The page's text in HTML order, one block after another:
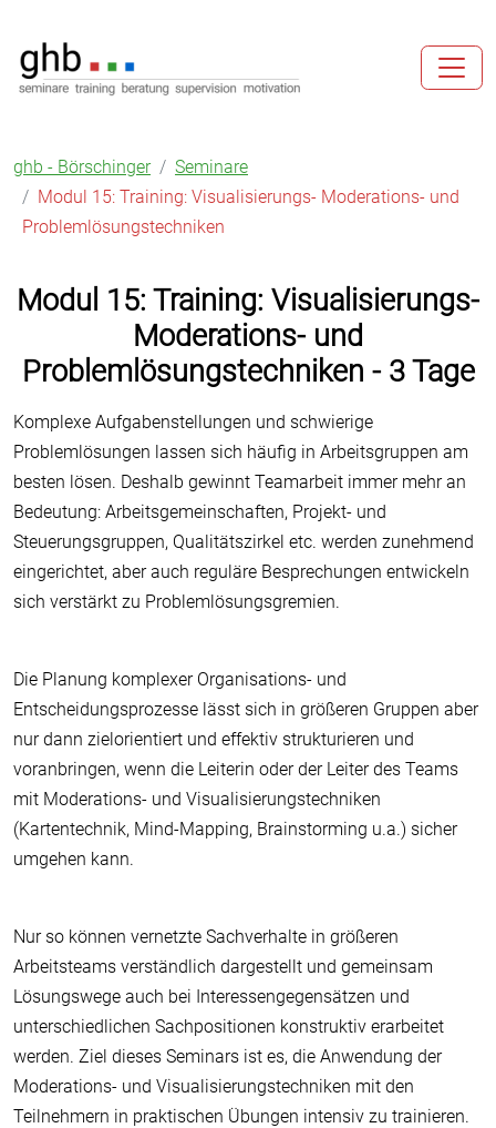
ghb - Börschinger
Seminare
Modul 15: Training: Visualisierungs- Moderations- und
Problemlösungstechniken
15:
Visualisierungs-
Moderations-
und
Problemlösungstechniken
Modul 15: Training: Visualisierungs-
Moderations- und
Problemlösungstechniken - 3 Tage
Komplexe Aufgabenstellungen und schwierige
Problemlösungen lassen sich häufig in Arbeitsgruppen am
besten lösen. Deshalb gewinnt Teamarbeit immer mehr an
Bedeutung: Arbeitsgemeinschaften, Projekt- und
Steuerungsgruppen, Qualitätszirkel etc. werden zunehmend
eingerichtet, aber auch reguläre Besprechungen entwickeln
sich verstärkt zu Problemlösungsgremien.
Die Planung komplexer Organisations- und
Entscheidungsprozesse lässt sich in größeren Gruppen aber
nur dann zielorientiert und effektiv strukturieren und
voranbringen, wenn die Leiterin oder der Leiter des Teams
mit Moderations- und Visualisierungstechniken
(Kartentechnik, Mind-Mapping, Brainstorming u.a.) sicher
umgehen kann.
Nur so können vernetzte Sachverhalte in größeren
Arbeitsteams verständlich dargestellt und gemeinsam
Lösungswege auch bei Interessengegensätzen und
unterschiedlichen Sachpositionen konstruktiv erarbeitet
werden. Ziel dieses Seminars ist es, die Anwendung der
Moderations- und Visualisierungstechniken mit den
Teilnehmern in praktischen Übungen intensiv zu trainieren.